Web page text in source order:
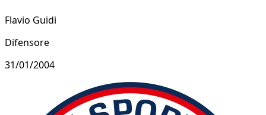
Flavio Guidi
Difensore
31/01/2004